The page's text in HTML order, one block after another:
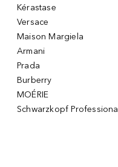
Kérastase
Versace
Maison Margiela
Armani
Prada
Burberry
MOÉRIE
Schwarzkopf Professional